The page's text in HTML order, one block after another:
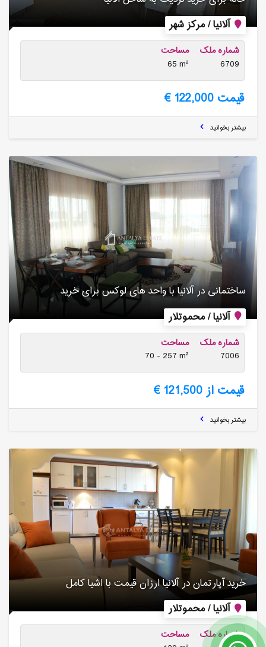
آلانیا / مرکز شهر
شماره ملک
6709
مساحت
65 m²
قیمت 122,000 €
بیشتر بخوانید
آلانیا / محموتلار
ساختمانی در آلانیا با واحد های لوکس برای خرید
شماره ملک
7006
مساحت
70 - 257 m²
قیمت از 121,500 €
بیشتر بخوانید
آلانیا / محموتلار
خرید آپارتمان در آلانیا ارزان قیمت با اشیا کامل
شماره ملک
مساحت